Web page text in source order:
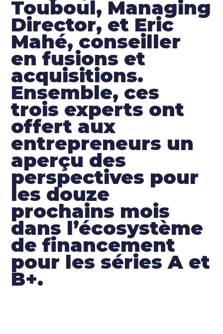
Touboul, Managing
Director, et Eric
Mahé, conseiller
en fusions et
acquisitions.
Ensemble, ces
trois experts ont
offert aux
entrepreneurs un
aperçu des
perspectives pour
les douze
prochains mois
dans l’écosystème
de financement
pour les séries A et
B+.